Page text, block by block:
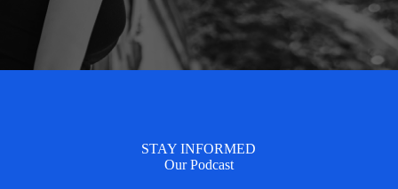
STAY INFORMED
Our Podcast